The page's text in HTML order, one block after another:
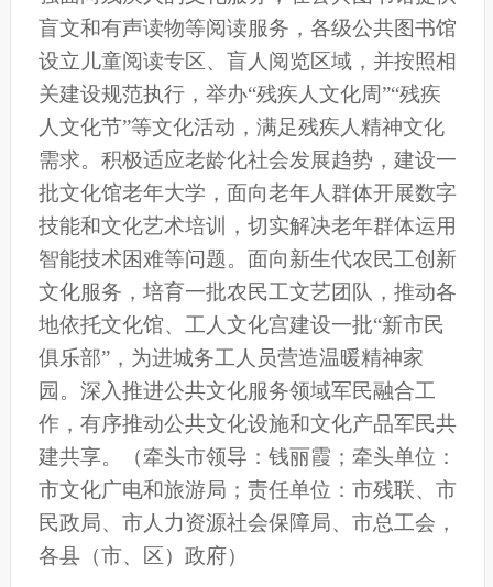
盲文和有声读物等阅读服务，各级公共图书馆
设立儿童阅读专区、盲人阅览区域，并按照相
关建设规范执行，举办“残疾人文化周”“残疾
人文化节”等文化活动，满足残疾人精神文化
需求。积极适应老龄化社会发展趋势，建设一
批文化馆老年大学， 面向老年人群体开展数字
技能和文化艺术培训，切实解决老年群体运用
智能技术困难等问题。 面向新生代农民工创新
文化服务，培育一批农民工文艺团队，推动各
地依托文化馆、 工人文化宫建设一批“新市民
俱乐部”，为进城务工人员营造温暖精神家
园。 深入推进公共文化服务领域军民融合工
作，有序推动公共文化设施和文化产品军民共
建共享。
（牵头市领导：钱丽霞；牵头单位：
市文化广电和旅游局；责任单位：市残联、市
民政局、市人力资源社会保障局、市总工会，
各县（市、区）政府）